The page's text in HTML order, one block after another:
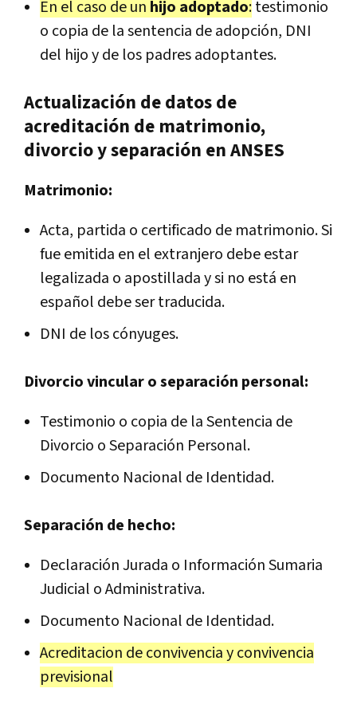
En el caso de un hijo adoptado:testimonio
o copia de la sentencia de adopción, DNI
del hijo y de los padres adoptantes.
Actualización de datos de
acreditación de matrimonio,
divorcio y separación en ANSES
Matrimonio:
Acta, partida o certificado de matrimonio. Si
fue emitida en el extranjero debe estar
legalizada o apostillada y si no está en
español debe ser traducida.
DNI de los cónyuges.
Divorcio vincular o separación personal:
Testimonio o copia de la Sentencia de
Divorcio o Separación Personal.
Documento Nacional de Identidad.
Separación de hecho:
Declaración Jurada o Información Sumaria
Judicial o Administrativa.
Documento Nacional de Identidad.
Acreditacion de convivencia y convivencia
previsional